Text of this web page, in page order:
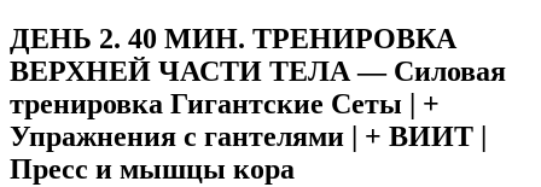
ДЕНЬ 2. 40 МИН. ТРЕНИРОВКА
ВЕРХНЕЙ ЧАСТИ ТЕЛА — Силовая
тренировка Гигантские Сеты | +
Упражнения с гантелями | + ВИИТ |
Пресс и мышцы кора